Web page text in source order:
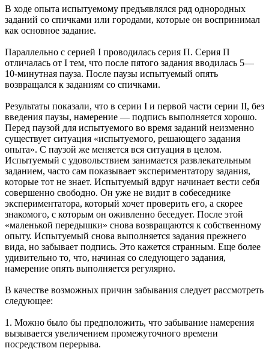
В ходе опыта испытуемому предъявлялся ряд однородных
заданий со спичками или городами, которые он воспринимал
как основное задание.
Параллельно с серией I проводилась серия П. Серия П
отличалась от I тем, что после пятого задания вводилась 5—
10-минутная пауза. После паузы испытуемый опять
возвращался к заданиям со спичками.
Результаты показали, что в серии I и первой части серии II, без
введения паузы, намерение — подпись выполняется хорошо.
Перед паузой для испытуемого во время заданий неизменно
существует ситуация «испытуемого, решающего задания
опыта». С паузой же меняется вся ситуация в целом.
Испытуемый с удовольствием занимается развлекательным
заданием, часто сам показывает экспериментатору задания,
которые тот не знает. Испытуемый вдруг начинает вести себя
совершенно свободно. Он уже не видит в собеседнике
экспериментатора, который хочет проверить его, а скорее
знакомого, с которым он оживленно беседует. После этой
«маленькой передышки» снова возвращаются к собственному
опыту. Испытуемый снова выполняется задания прежнего
вида, но забывает подпись. Это кажется странным. Еще более
удивительно то, что, начиная со следующего задания,
намерение опять выполняется регулярно.
В качестве возможных причин забывания следует рассмотреть
следующее:
1. Можно было бы предположить, что забывание намерения
вызывается увеличением промежуточного времени
посредством перерыва.